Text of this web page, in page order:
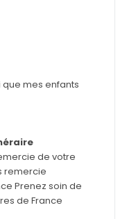
mes enfants
de votre
remercie
Prenez soin de
de France